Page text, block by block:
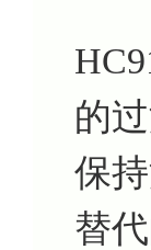
的
保
替